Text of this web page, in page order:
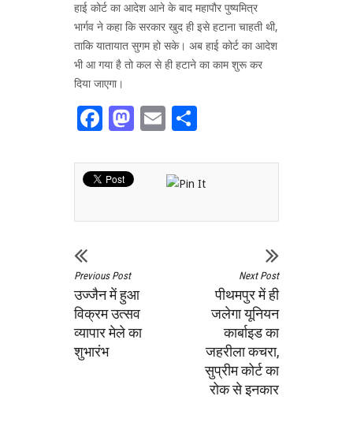
हाई कोर्ट का आदेश आने के बाद महापौर पुष्यमित्र
भार्गव ने कहा कि सरकार खुद ही इसे हटाना चाहती थी,
ताकि यातायात सुगम हो सके। अब हाई कोर्ट का आदेश
भी आ गया है तो कल से ही हटाने का काम शुरू कर
दिया जाएगा।
Facebook
Mastodon
Email
Previous Post
उज्जैन में हुआ
विक्रम उत्सव
व्यापार मेले का
शुभारंभ
Next Post
पीथमपुर में ही
जलेगा यूनियन
कार्बाइड का
जहरीला कचरा,
सुप्रीम कोर्ट का
रोक से इनकार